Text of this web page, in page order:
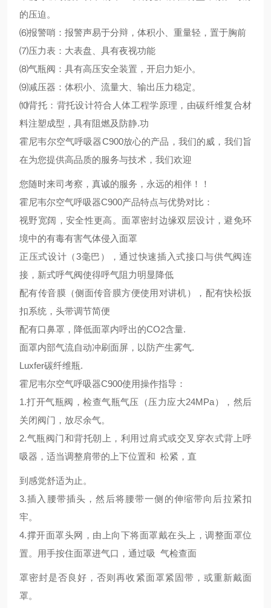
的压迫。
⑹报警哨：报警声易于分辩，体积小、重量轻，置于胸前
⑺压力表：大表盘、具有夜视功能
⑻气瓶阀：具有高压安全装置，开启力矩小。
⑼减压器：体积小、流量大、输出压力稳定。
⑽背托：背托设计符合人体工程学原理，由碳纤维复合材
料注塑成型，具有阻燃及防静.功
霍尼韦尔空气呼吸器C900放心的产品，我们的威，我们旨
在为您提供高品质的服务与技术，我们欢迎
您随时来司考察，真诚的服务，永远的相伴！！
霍尼韦尔空气呼吸器C900产品特点与优势对比：
视野宽阔，安全性更高。面罩密封边缘双层设计，避免环
境中的有毒有害气体侵入面罩
正压式设计（3毫巴），通过快速插入式接口与供气阀连
接，新式呼气阀使得呼气阻力明显降低
配有传音膜（侧面传音膜方便使用对讲机），配有快松扳
扣系统，头带调节简便
配有口鼻罩，降低面罩内呼出的CO2含量.
面罩内部气流自动冲刷面屏，以防产生雾气.
Luxfer碳纤维瓶.
霍尼韦尔空气呼吸器C900使用操作指导：
1.打开气瓶阀，检查气瓶气压（压力应大24MPa），然后
关闭阀门，放尽余气。
2.气瓶阀门和背托朝上，利用过肩式或交叉穿衣式背上呼
吸器，适当调整肩带的上下位置和 松紧，直
到感觉舒适为止。
3.插入腰带插头，然后将腰带一侧的伸缩带向后拉紧扣
牢。
4.撑开面罩头网，由上向下将面罩戴在头上，调整面罩位
置。用手按住面罩进气口，通过吸 气检查面
罩密封是否良好，否则再收紧面罩紧固带，或重新戴面
罩。